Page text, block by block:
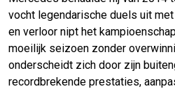
vocht legendarische duels uit
en verloor nipt het
moeilijk seizoen zonder
onderscheidt zich door zijn
recordbrekende prestaties,